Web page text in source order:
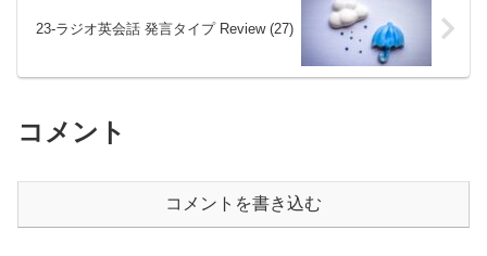
23-ラジオ英会話 発言タイプ Review (27)
コメント
コメントを書き込む